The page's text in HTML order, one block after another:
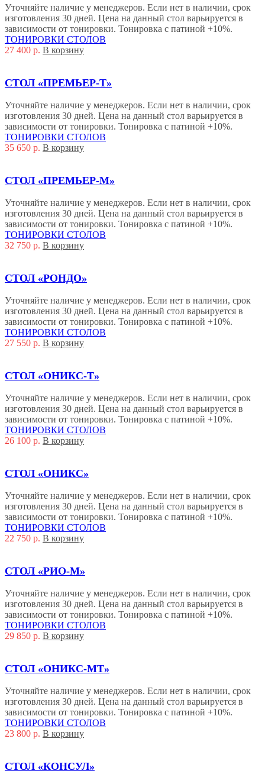
Уточняйте наличие у менеджеров. Если нет в наличии, срок
изготовления 30 дней. Цена на данный стол варьируется в
зависимости от тонировки. Тонировка с патиной +10%.
ТОНИРОВКИ СТОЛОВ
27 400 р. В корзину
СТОЛ «ПРЕМЬЕР-Т»
Уточняйте наличие у менеджеров. Если нет в наличии, срок
изготовления 30 дней. Цена на данный стол варьируется в
зависимости от тонировки. Тонировка с патиной +10%.
ТОНИРОВКИ СТОЛОВ
35 650 р. В корзину
СТОЛ «ПРЕМЬЕР-М»
Уточняйте наличие у менеджеров. Если нет в наличии, срок
изготовления 30 дней. Цена на данный стол варьируется в
зависимости от тонировки. Тонировка с патиной +10%.
ТОНИРОВКИ СТОЛОВ
32 750 р. В корзину
СТОЛ «РОНДО»
Уточняйте наличие у менеджеров. Если нет в наличии, срок
изготовления 30 дней. Цена на данный стол варьируется в
зависимости от тонировки. Тонировка с патиной +10%.
ТОНИРОВКИ СТОЛОВ
27 550 р. В корзину
СТОЛ «ОНИКС-Т»
Уточняйте наличие у менеджеров. Если нет в наличии, срок
изготовления 30 дней. Цена на данный стол варьируется в
зависимости от тонировки. Тонировка с патиной +10%.
ТОНИРОВКИ СТОЛОВ
26 100 р. В корзину
СТОЛ «ОНИКС»
Уточняйте наличие у менеджеров. Если нет в наличии, срок
изготовления 30 дней. Цена на данный стол варьируется в
зависимости от тонировки. Тонировка с патиной +10%.
ТОНИРОВКИ СТОЛОВ
22 750 р. В корзину
СТОЛ «РИО-М»
Уточняйте наличие у менеджеров. Если нет в наличии, срок
изготовления 30 дней. Цена на данный стол варьируется в
зависимости от тонировки. Тонировка с патиной +10%.
ТОНИРОВКИ СТОЛОВ
29 850 р. В корзину
СТОЛ «ОНИКС-МТ»
Уточняйте наличие у менеджеров. Если нет в наличии, срок
изготовления 30 дней. Цена на данный стол варьируется в
зависимости от тонировки. Тонировка с патиной +10%.
ТОНИРОВКИ СТОЛОВ
23 800 р. В корзину
СТОЛ «КОНСУЛ»